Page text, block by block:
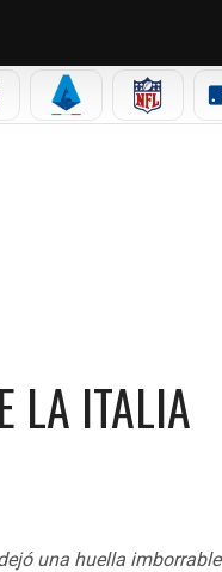
LEAGUE
SERIE A NFL
LA ITALIA
una huella imborrable